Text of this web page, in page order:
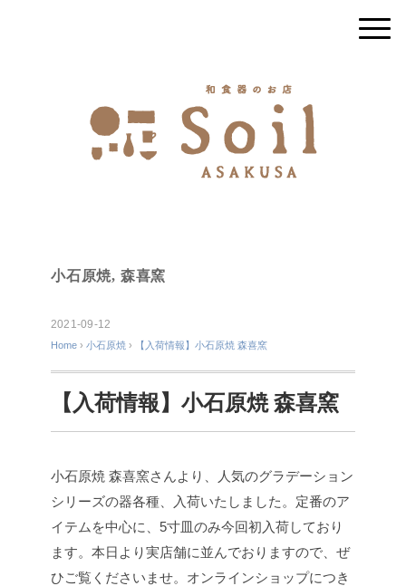
小石原焼, 森喜窯
2021-09-12
Home › 小石原焼 › 【入荷情報】小石原焼 森喜窯
【入荷情報】小石原焼 森喜窯
小石原焼 森喜窯さんより、人気のグラデーション
シリーズの器各種、入荷いたしました。定番のア
イテムを中心に、5寸皿のみ今回初入荷しており
ます。本日より実店舗に並んでおりますので、ぜ
ひご覧くださいませ。 オンラインショップにつき